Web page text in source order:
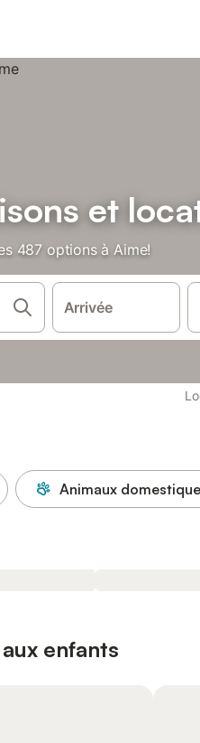
et
487 options à Aime!
Arrivée
Animaux
enfants